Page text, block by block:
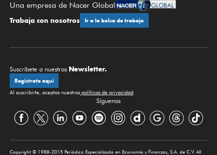
Una empresa de Nacer Global
Trabaja con nosotros Ir a la bolsa de trabajo
Suscríbete a nuestros Newsletter.
Regístrate aquí
Al suscribirte, aceptas nuestras políticas de privacidad
Síguenos
Copyright © 1988-2015 Periódico Especializado en Economía y Finanzas, S.A. de C.V. All